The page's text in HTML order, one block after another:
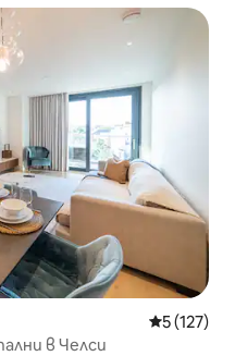
Средна
5 (127)
в Челси